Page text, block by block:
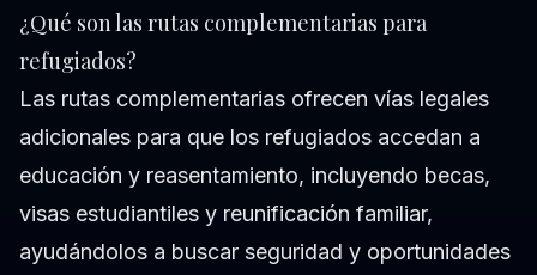
¿Qué son las rutas complementarias para
refugiados?
Las rutas complementarias ofrecen vías legales
adicionales para que los refugiados accedan a
educación y reasentamiento, incluyendo becas,
visas estudiantiles y reunificación familiar,
ayudándolos a buscar seguridad y oportunidades